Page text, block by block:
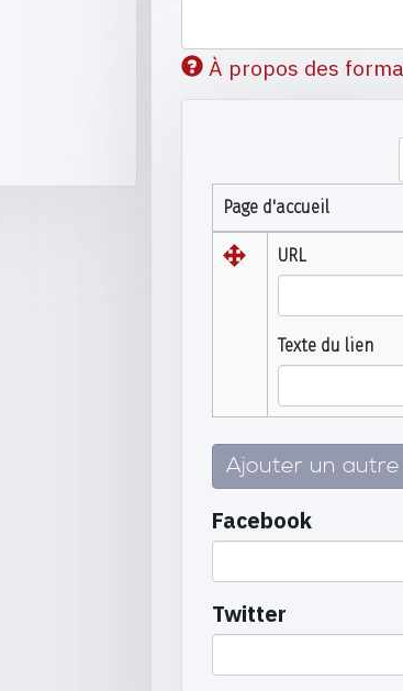
À propos des
Page d'accueil
URL
Texte du lien
Ajouter un
Facebook
Twitter